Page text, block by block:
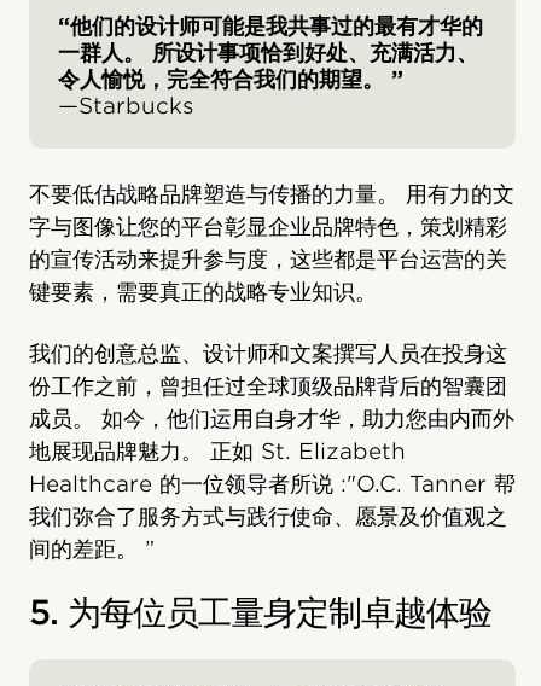
“他们的设计师可能是我共事过的最有才华的
一群人。 所设计事项恰到好处、充满活力、
令人愉悦，完全符合我们的期望。 ”
—Starbucks
不要低估战略品牌塑造与传播的力量。 用有力的文
字与图像让您的平台彰显企业品牌特色，策划精彩
的宣传活动来提升参与度，这些都是平台运营的关
键要素，需要真正的战略专业知识。
我们的创意总监、设计师和文案撰写人员在投身这
份工作之前，曾担任过全球顶级品牌背后的智囊团
成员。 如今，他们运用自身才华，助力您由内而外
地展现品牌魅力。 正如 St. Elizabeth
Healthcare 的一位领导者所说 :"O.C. Tanner 帮
我们弥合了服务方式与践行使命、愿景及价值观之
间的差距。 ”
5. 为每位员工量身定制卓越体验